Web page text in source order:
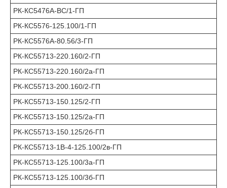
РК-КС5476А-ВС/1-ГП
РК-КС5576-125.100/1-ГП
РК-КС5576А-80.56/3-ГП
РК-КС55713-220.160/2-ГП
РК-КС55713-220.160/2а-ГП
РК-КС55713-200.160/2-ГП
РК-КС55713-150.125/2-ГП
РК-КС55713-150.125/2а-ГП
РК-КС55713-150.125/2б-ГП
РК-КС55713-1В-4-125.100/2в-ГП
РК-КС55713-125.100/3а-ГП
РК-КС55713-125.100/3б-ГП